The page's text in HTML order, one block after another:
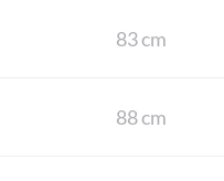
83 cm
88 cm